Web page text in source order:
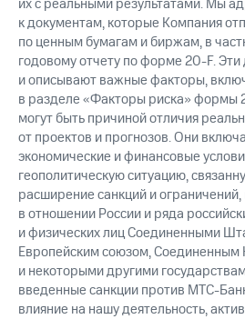
их с реальными результатами. Мы
к документам, которые Компания
по ценным бумагам и биржам, в
годовому отчету по форме 20-F.
и описывают важные факторы,
в разделе «Факторы риска» формы
могут быть причиной отличия
от проектов и прогнозов. Они
экономические и финансовые
геополитическую ситуацию,
расширение санкций и
в отношении России и ряда
и физических лиц Соединенными
Европейским союзом, Соединенным
и некоторыми другими
введенные санкции против МТС-
влияние на нашу деятельность,